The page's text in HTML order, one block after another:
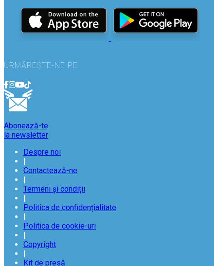
URMĂREȘTE-NE PE
Abonează-te
la newsletter
Despre noi
Contactează-ne
Termeni și condiții
Politica de confidențialitate
Politica de cookie-uri
Copyright
Kit de presă